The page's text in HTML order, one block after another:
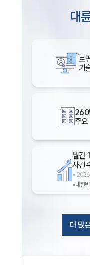
대
로
기
260
주요
월간
사건
* 2026
*대한
더 많